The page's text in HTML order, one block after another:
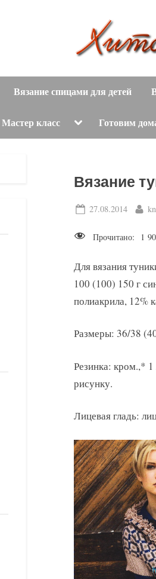
Вязание спицами для детей
Мастер класс Toggle
menu
Готовим
Вязание
Posted
27.08.2014
Прочитано: 1
Для вязания
100 (100) 150 г
полиакрила, 12%
Размеры: 36/38
Резинка: кром.,* 1
рисунку.
Лицевая гладь: